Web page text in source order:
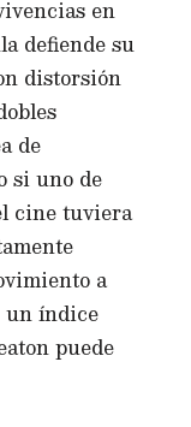
en
defiende su
distorsión
de
si uno de
cine tuviera
a
un índice
puede